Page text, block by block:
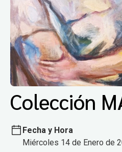
Colección
Fecha y Hora
Miércoles 14 de Enero de